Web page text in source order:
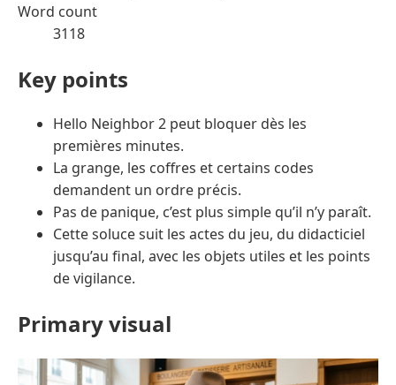
Word count
3118
Key points
Hello Neighbor 2 peut bloquer dès les
premières minutes.
La grange, les coffres et certains codes
demandent un ordre précis.
Pas de panique, c’est plus simple qu’il n’y paraît.
Cette soluce suit les actes du jeu, du didacticiel
jusqu’au final, avec les objets utiles et les points
de vigilance.
Primary visual